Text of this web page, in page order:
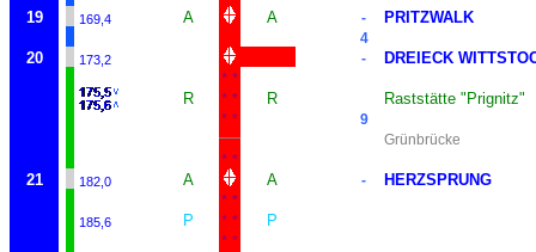
19 169,4 A A - PRITZWALK
4
20 173,2 - DREIECK
* *
R * * R Raststätte "Prignitz"
* *
9
Grünbrücke
* *
21 182,0 A * * A - HERZSPRUNG
* *
185,6 P * * P
* *